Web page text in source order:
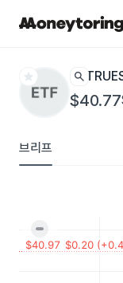
star search
$40.77
브리프